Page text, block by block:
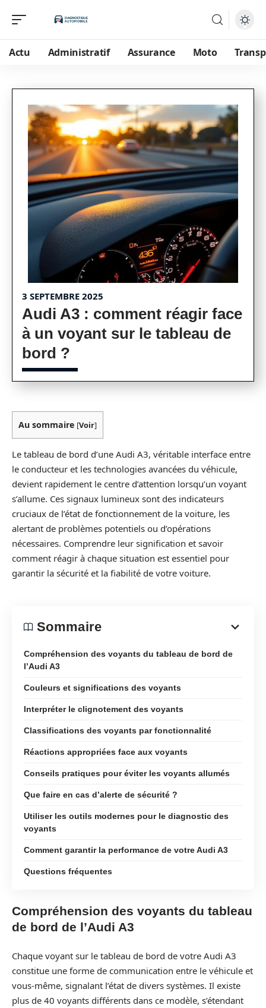
Actu Administratif Assurance Moto
3 SEPTEMBRE 2025
Audi A3 : comment réagir face
à un voyant sur le tableau de
bord ?
Au sommaire [Voir]
Le tableau de bord d’une Audi A3, véritable interface entre
le conducteur et les technologies avancées du véhicule,
devient rapidement le centre d’attention lorsqu’un voyant
s’allume. Ces signaux lumineux sont des indicateurs
cruciaux de l’état de fonctionnement de la voiture, les
alertant de problèmes potentiels ou d’opérations
nécessaires. Comprendre leur signification et savoir
comment réagir à chaque situation est essentiel pour
garantir la sécurité et la fiabilité de votre voiture.
Sommaire
Compréhension des voyants du tableau de bord de
l’Audi A3
Couleurs et significations des voyants
Interpréter le clignotement des voyants
Classifications des voyants par fonctionnalité
Réactions appropriées face aux voyants
Conseils pratiques pour éviter les voyants allumés
Que faire en cas d’alerte de sécurité ?
Utiliser les outils modernes pour le diagnostic des
voyants
Comment garantir la performance de votre Audi A3
Questions fréquentes
Compréhension des voyants du tableau
de bord de l’Audi A3
Chaque voyant sur le tableau de bord de votre Audi A3
constitue une forme de communication entre le véhicule et
vous-même, signalant l’état de divers systèmes. Il existe
plus de 40 voyants différents dans ce modèle, s’étendant